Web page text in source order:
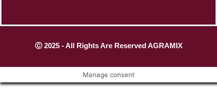
Ⓒ 2025 - All Rights Are Reserved AGRAMIX
Manage consent